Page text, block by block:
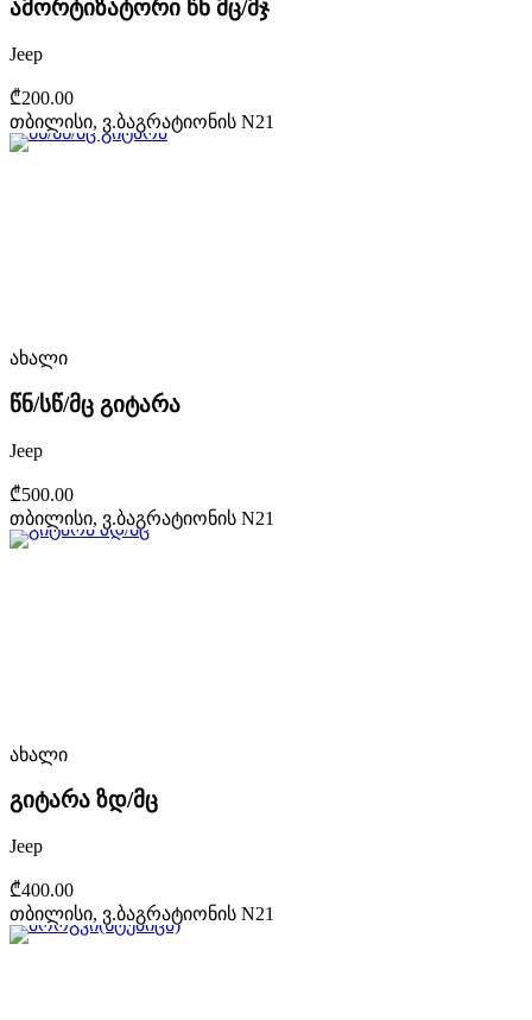
ამორტიზატორი წნ მც/მჯ
Jeep
₾200.00
თბილისი, ვ.ბაგრატიონის N21
ახალი
წნ/სწ/მც გიტარა
Jeep
₾500.00
თბილისი, ვ.ბაგრატიონის N21
ახალი
გიტარა ზდ/მც
Jeep
₾400.00
თბილისი, ვ.ბაგრატიონის N21